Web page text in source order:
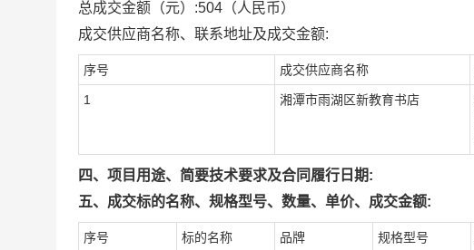
总成交金额（元）:504 （人民币）
成交供应商名称、联系地址及成交金额:
序号 成交供应商名称
1 湘潭市雨湖区新教育书店
四、项目用途、简要技术要求及合同履行日期:
五、成交标的名称、规格型号、数量、单价、成交金额:
序号 标的名称 品牌 规格型号